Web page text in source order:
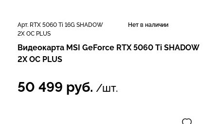
Арт. RTX 5060 Ti 16G SHADOW
2X OC PLUS
Нет в наличии
Видеокарта MSI GeForce RTX 5060 Ti SHADOW
2X OC PLUS
50 499 руб. /шт.